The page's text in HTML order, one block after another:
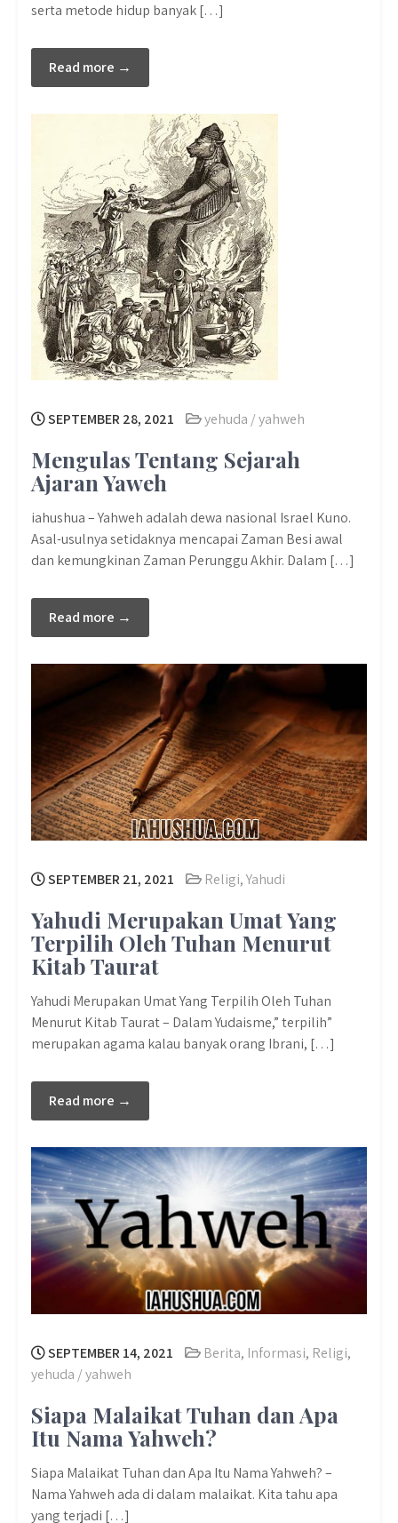
serta metode hidup banyak […]
Read more →
SEPTEMBER 28, 2021 yehuda / yahweh
Mengulas Tentang Sejarah
Ajaran Yaweh
iahushua – Yahweh adalah dewa nasional Israel Kuno.
Asal-usulnya setidaknya mencapai Zaman Besi awal
dan kemungkinan Zaman Perunggu Akhir. Dalam […]
Read more →
SEPTEMBER 21, 2021 Religi,Yahudi
Yahudi Merupakan Umat Yang
Terpilih Oleh Tuhan Menurut
Kitab Taurat
Yahudi Merupakan Umat Yang Terpilih Oleh Tuhan
Menurut Kitab Taurat – Dalam Yudaisme,” terpilih”
merupakan agama kalau banyak orang Ibrani, […]
Read more →
SEPTEMBER 14, 2021 Berita, Informasi, Religi,
yehuda / yahweh
Siapa Malaikat Tuhan dan Apa
Itu Nama Yahweh?
Siapa Malaikat Tuhan dan Apa Itu Nama Yahweh? –
Nama Yahweh ada di dalam malaikat. Kita tahu apa
yang terjadi […]